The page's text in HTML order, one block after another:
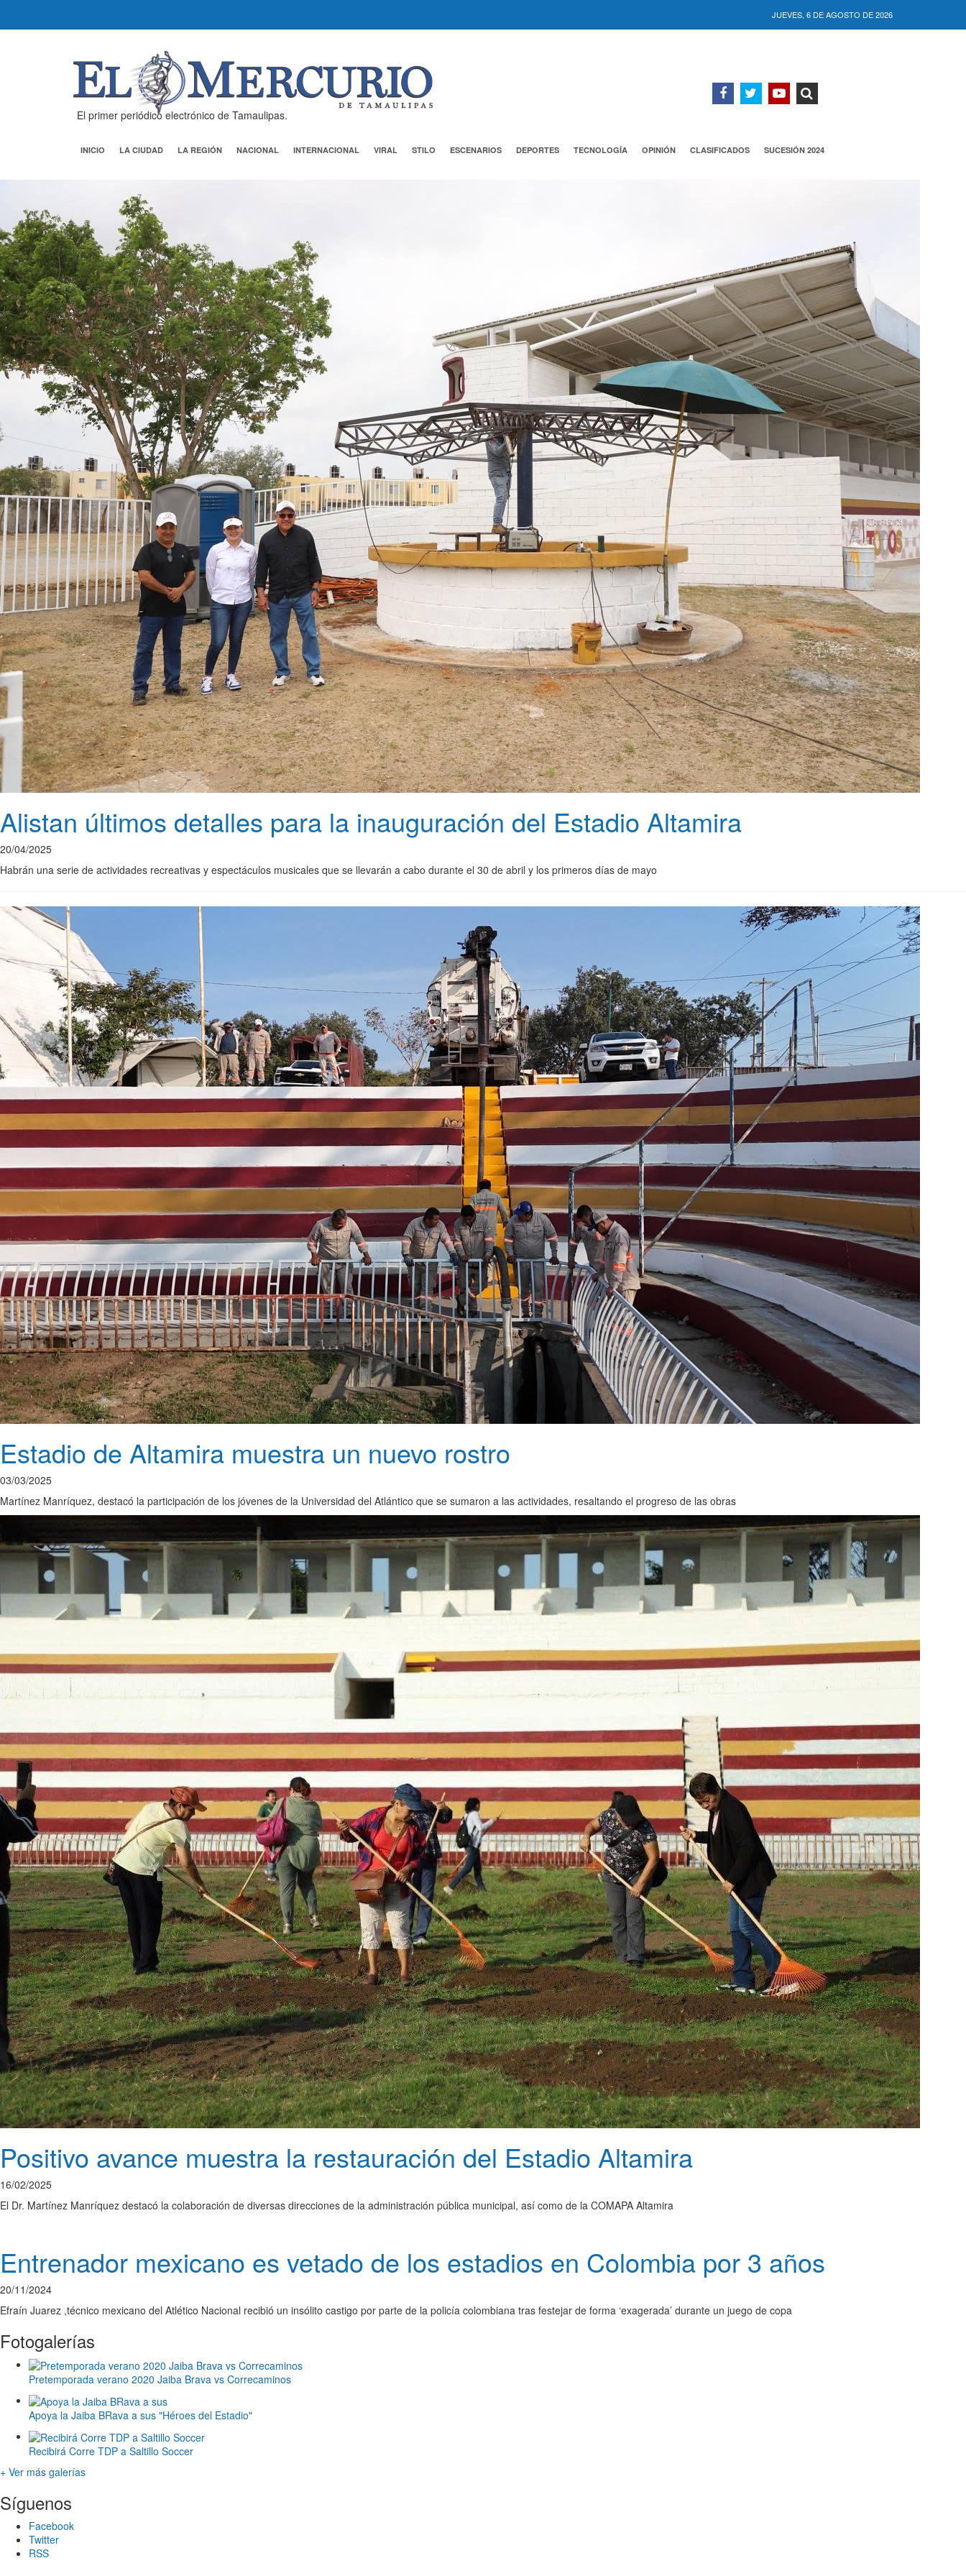
JUEVES, 6 DE AGOSTO DE 2026
El primer periódico electrónico de Tamaulipas.
INICIO LA CIUDAD LA REGIÓN NACIONAL INTERNACIONAL VIRAL STILO ESCENARIOS DEPORTES TECNOLOGÍA OPINIÓN CLASIFICADOS SUCESIÓN 2024
Alistan últimos detalles para la inauguración del Estadio Altamira
20/04/2025
Habrán una serie de actividades recreativas y espectáculos musicales que se llevarán a cabo durante el 30 de abril y los primeros días de mayo
Estadio de Altamira muestra un nuevo rostro
03/03/2025
Martínez Manríquez, destacó la participación de los jóvenes de la Universidad del Atlántico que se sumaron a las actividades, resaltando el progreso de las obras
Positivo avance muestra la restauración del Estadio Altamira
16/02/2025
El Dr. Martínez Manríquez destacó la colaboración de diversas direcciones de la administración pública municipal, así como de la COMAPA Altamira
Entrenador mexicano es vetado de los estadios en Colombia por 3 años
20/11/2024
Efraín Juarez ,técnico mexicano del Atlético Nacional recibió un insólito castigo por parte de la policía colombiana tras festejar de forma ‘exagerada’ durante un juego de copa
Fotogalerías
Pretemporada verano 2020 Jaiba Brava vs Correcaminos
Apoya la Jaiba BRava a sus "Héroes del Estadio"
Recibirá Corre TDP a Saltillo Soccer
+ Ver más galerías
Síguenos
Facebook
Twitter
RSS